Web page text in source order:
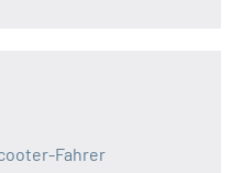
Fahrer